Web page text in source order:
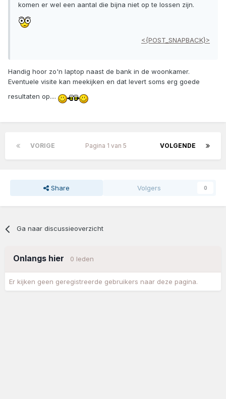
komen er wel een aantal die bijna niet op te lossen zijn.
<{POST_SNAPBACK}>
Handig hoor zo'n laptop naast de bank in de woonkamer.
Eventuele visite kan meekijken en dat levert soms erg goede
resultaten op....
VORIGE VOLGENDE
Pagina 1 van 5
Share Volgers 0
Ga naar discussieoverzicht
Onlangs hier 0 leden
Er kijken geen geregistreerde gebruikers naar deze pagina.